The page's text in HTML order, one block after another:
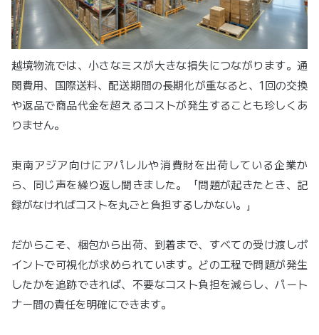
越境物流では、小さなミスが大きな損失につながります。通
関費用、国際送料、配送期間の長期化が重なると、1回の交換
や返品で商品代金を超えるコストが発生することも珍しくあ
りません。
東南アジア向けにアパレルや消費財を出荷している企業か
ら、同じ声を繰り返し聞きました。「問題が起きたとき、記
録がなければコストを丸ごと負担するしかない。」
だからこそ、梱包から出荷、到着まで、すべての受け渡しポ
イントで可視化が求められています。どの工程で問題が発生
したかを追跡できれば、不要なコスト負担を減らし、パート
ナー間の責任を明確にできます。